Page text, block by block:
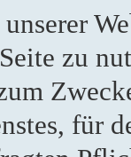
zu
für